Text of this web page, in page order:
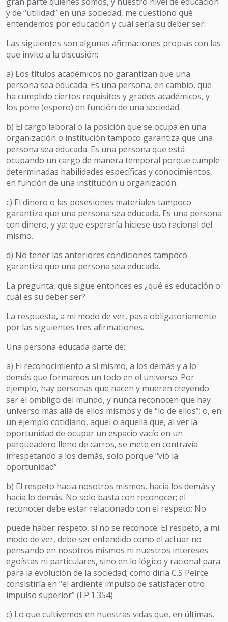
y de “utilidad” en una sociedad, me cuestiono qué
entendemos por educación y cuál sería su deber ser.
Las siguientes son algunas afirmaciones propias con las
que invito a la discusión:
a) Los títulos académicos no garantizan que una
persona sea educada. Es una persona, en cambio, que
ha cumplido ciertos requisitos y grados académicos, y
los pone (espero) en función de una sociedad.
b) El cargo laboral o la posición que se ocupa en una
organización o institución tampoco garantiza que una
persona sea educada. Es una persona que está
ocupando un cargo de manera temporal porque cumple
determinadas habilidades específicas y conocimientos,
en función de una institución u organización.
c) El dinero o las posesiones materiales tampoco
garantiza que una persona sea educada. Es una persona
con dinero, y ya; que esperaría hiciese uso racional del
mismo.
d) No tener las anteriores condiciones tampoco
garantiza que una persona sea educada.
La pregunta, que sigue entonces es ¿qué es educación o
cuál es su deber ser?
La respuesta, a mi modo de ver, pasa obligatoriamente
por las siguientes tres afirmaciones.
Una persona educada parte de:
a) El reconocimiento a sí mismo, a los demás y a lo
demás que formamos un todo en el universo. Por
ejemplo, hay personas que nacen y mueren creyendo
ser el ombligo del mundo, y nunca reconocen que hay
universo más allá de ellos mismos y de “lo de ellos”; o, en
un ejemplo cotidiano, aquel o aquella que, al ver la
oportunidad de ocupar un espacio vacío en un
parqueadero lleno de carros, se mete en contravía
irrespetando a los demás, solo porque “vió la
oportunidad”.
b) El respeto hacia nosotros mismos, hacia los demás y
hacia lo demás. No solo basta con reconocer; el
reconocer debe estar relacionado con el respeto: No
puede haber respeto, si no se reconoce. El respeto, a mi
modo de ver, debe ser entendido como el actuar no
pensando en nosotros mismos ni nuestros intereses
egoístas ni particulares, sino en lo lógico y racional para
para la evolución de la sociedad; como diría C.S Peirce
consistiría en “el ardiente impulso de satisfacer otro
impulso superior” (EP.1.354)
c) Lo que cultivemos en nuestras vidas que, en últimas,